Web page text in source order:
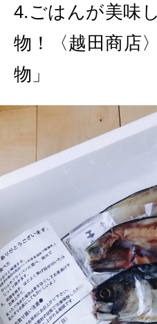
4.ごはんが美味
物！〈越田商店
物」